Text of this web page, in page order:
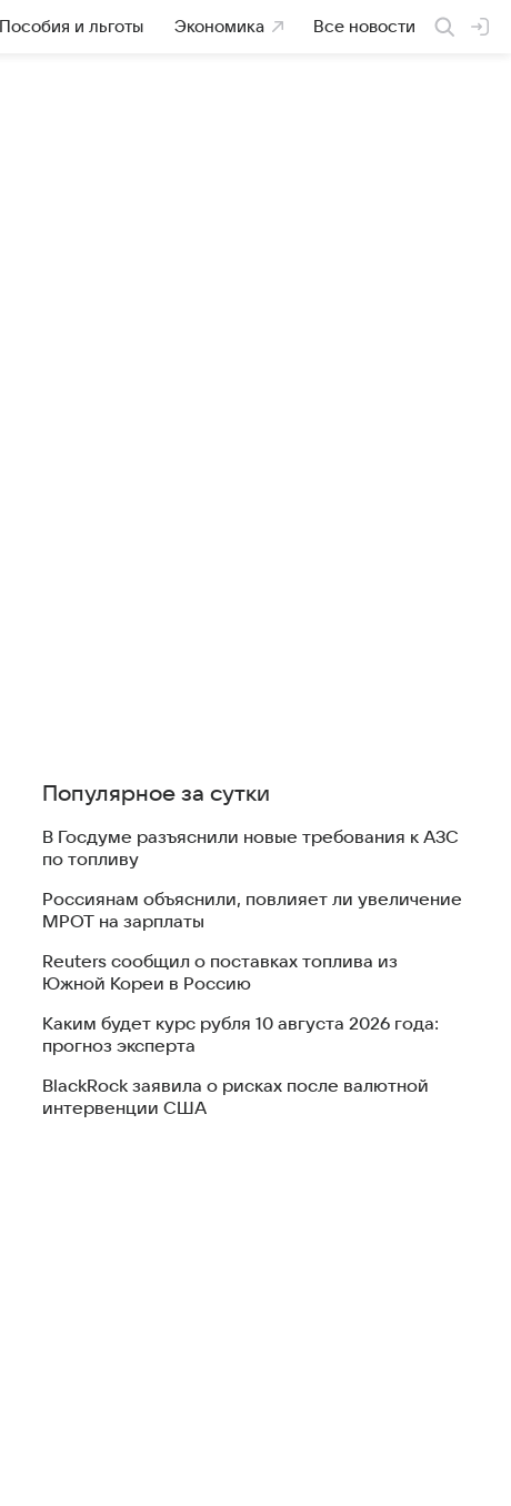
Пособия и льготы Экономика Все новости
Популярное за сутки
В Госдуме разъяснили новые требования к АЗС
по топливу
Россиянам объяснили, повлияет ли увеличение
МРОТ на зарплаты
Reuters сообщил о поставках топлива из
Южной Кореи в Россию
Каким будет курс рубля 10 августа 2026 года:
прогноз эксперта
BlackRock заявила о рисках после валютной
интервенции США